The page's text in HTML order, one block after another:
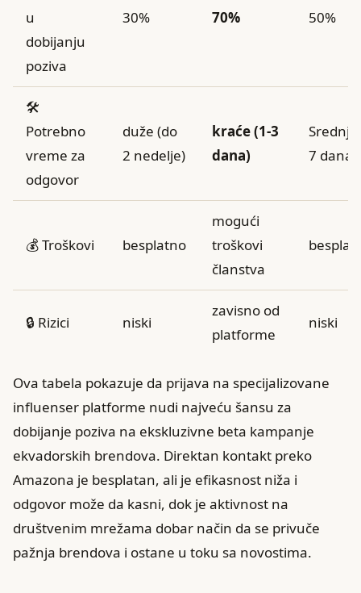
u
dobijanju
poziva
30% 70% 50%
🛠️
Potrebno
vreme za
odgovor
duže (do
2 nedelje)
kraće (1-3
dana)
Srednje
7 dana)
💰 Troškovi besplatno
mogući
troškovi
članstva
🔒 Rizici niski
zavisno od
platforme
niski
Ova tabela pokazuje da prijava na specijalizovane
influenser platforme nudi najveću šansu za
dobijanje poziva na ekskluzivne beta kampanje
ekvadorskih brendova. Direktan kontakt preko
Amazona je besplatan, ali je efikasnost niža i
odgovor može da kasni, dok je aktivnost na
društvenim mrežama dobar način da se privuče
pažnja brendova i ostane u toku sa novostima.